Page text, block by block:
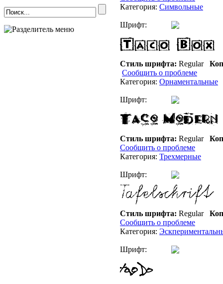
Категория: Символьные
Шрифт:
Стиль шрифта: Regular
Сообщить о проблеме
Категория: Орнаментальные
Шрифт:
Стиль шрифта: Regular
Сообщить о проблеме
Категория: Трехмерные
Шрифт:
Стиль шрифта: Regular
Сообщить о проблеме
Категория:
Шрифт: